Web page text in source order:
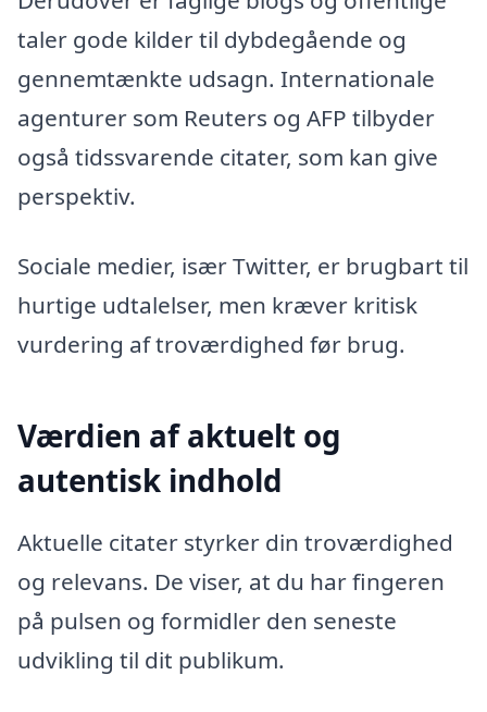
taler gode kilder til dybdegående og
gennemtænkte udsagn. Internationale
agenturer som Reuters og AFP tilbyder
også tidssvarende citater, som kan give
perspektiv.
Sociale medier, især Twitter, er brugbart til
hurtige udtalelser, men kræver kritisk
vurdering af troværdighed før brug.
Værdien af aktuelt og
autentisk indhold
Aktuelle citater styrker din troværdighed
og relevans. De viser, at du har fingeren
på pulsen og formidler den seneste
udvikling til dit publikum.